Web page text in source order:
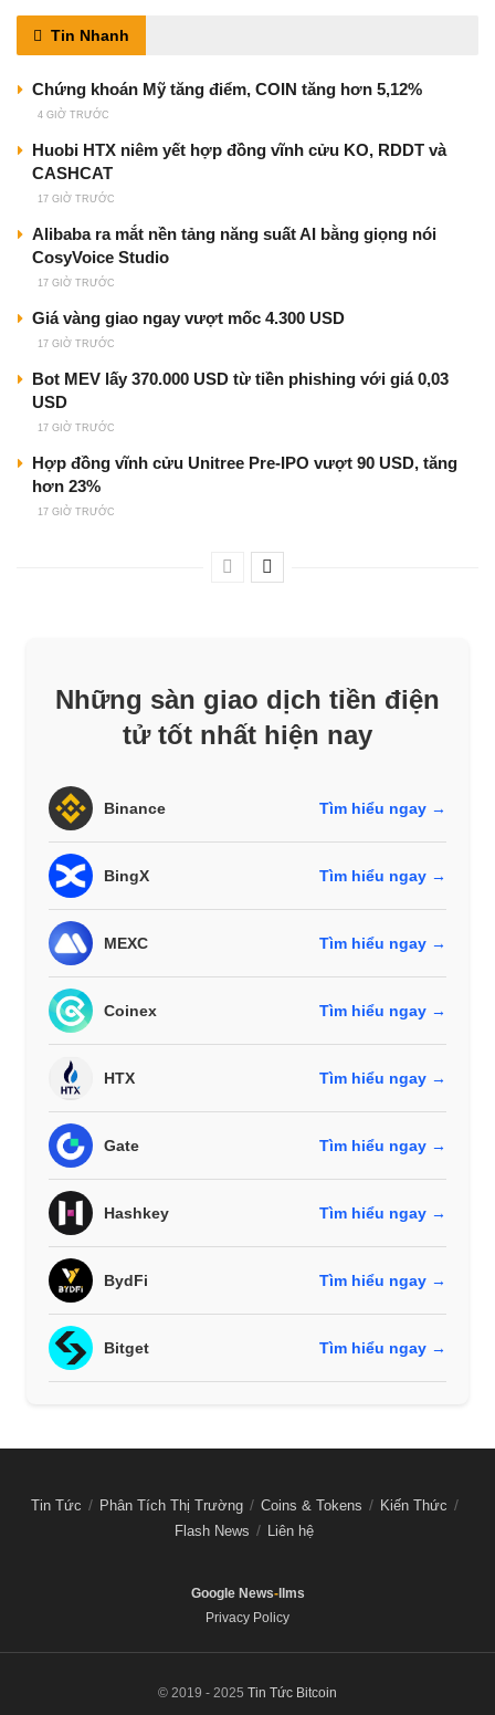
Tin Nhanh
Chứng khoán Mỹ tăng điểm, COIN tăng hơn 5,12%
4 GIỜ TRƯỚC
Huobi HTX niêm yết hợp đồng vĩnh cửu KO, RDDT và
CASHCAT
17 GIỜ TRƯỚC
Alibaba ra mắt nền tảng năng suất AI bằng giọng nói
CosyVoice Studio
17 GIỜ TRƯỚC
Giá vàng giao ngay vượt mốc 4.300 USD
17 GIỜ TRƯỚC
Bot MEV lấy 370.000 USD từ tiền phishing với giá 0,03
USD
17 GIỜ TRƯỚC
Hợp đồng vĩnh cửu Unitree Pre-IPO vượt 90 USD, tăng
hơn 23%
17 GIỜ TRƯỚC
Những sàn giao dịch tiền điện
tử tốt nhất hiện nay
Binance Tìm hiểu ngay →
BingX Tìm hiểu ngay →
MEXC Tìm hiểu ngay →
Coinex Tìm hiểu ngay →
HTX Tìm hiểu ngay →
Gate Tìm hiểu ngay →
Hashkey Tìm hiểu ngay →
BydFi Tìm hiểu ngay →
Bitget Tìm hiểu ngay →
Tin Tức Phân Tích Thị Trường Coins & Tokens
Kiến Thức
Flash News
Liên hệ
Google News-llms
Privacy Policy
© 2019 - 2025 Tin Tức Bitcoin